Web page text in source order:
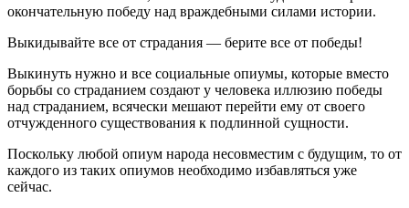
окончательную победу над враждебными силами истории.
Выкидывайте все от страдания — берите все от победы!
Выкинуть нужно и все социальные опиумы, которые вместо
борьбы со страданием создают у человека иллюзию победы
над страданием, всячески мешают перейти ему от своего
отчужденного существования к подлинной сущности.
Поскольку любой опиум народа несовместим с будущим, то от
каждого из таких опиумов необходимо избавляться уже
сейчас.